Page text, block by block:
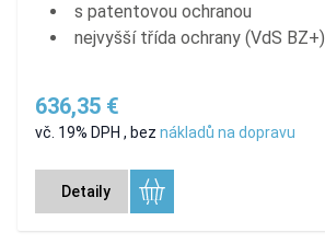
s patentovou ochranou
nejvyšší třída ochrany (VdS BZ+)
636,35 €
vč. 19% DPH , bez nákladů na dopravu
Detaily